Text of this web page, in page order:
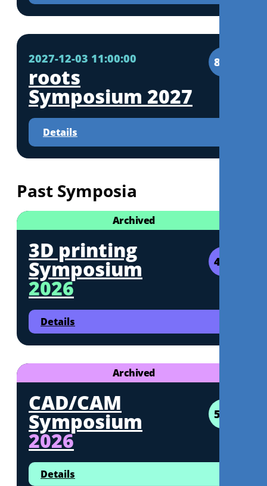
2027-12-03 11:00:00 8CE
roots
Symposium 2027
Details
Past Symposia
Archived
4CE
3D printing
Symposium
2026
Details
Archived
5CE
CAD/CAM
Symposium
2026
Details